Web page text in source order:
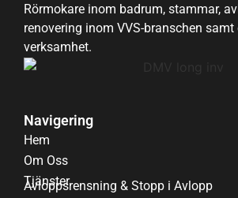
Rörmokare inom badrum, stammar,
renovering inom VVS-branschen
verksamhet.
Navigering
Hem
Om Oss
Tjänster
Avloppsrensning & Stopp i Avlopp